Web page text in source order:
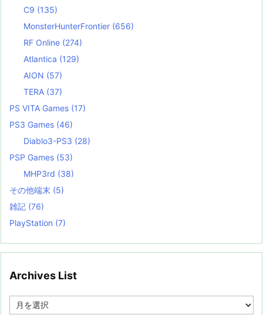
C9 (135)
MonsterHunterFrontier (656)
RF Online (274)
Atlantica (129)
AION (57)
TERA (37)
PS VITA Games (17)
PS3 Games (46)
Diablo3-PS3 (28)
PSP Games (53)
MHP3rd (38)
その他端末 (5)
雑記 (76)
PlayStation (7)
Archives List